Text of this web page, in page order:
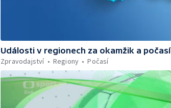
Události v regionech za okamžik a počasí
Zpravodajství
Regiony Počasí